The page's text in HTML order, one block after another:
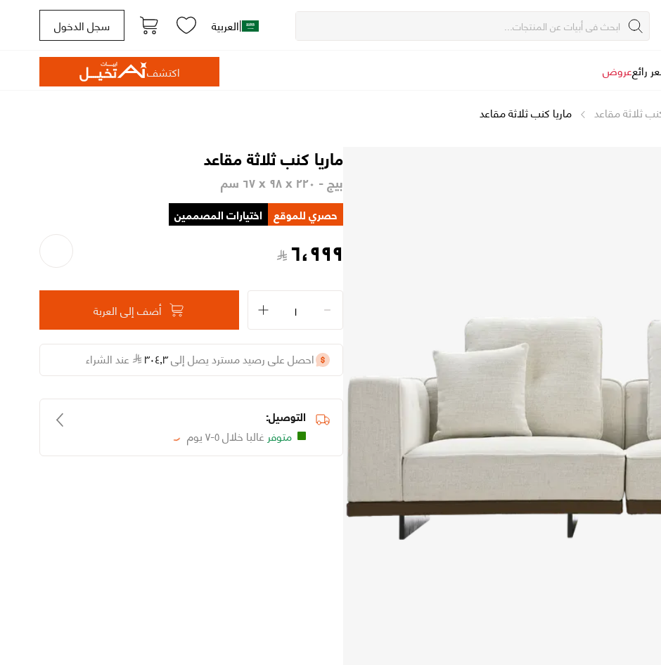
|العربية سجل الدخول
رائععروض اكتشف
ثلاثة مقاعد ماريا كنب ثلاثة مقاعد
ماريا كنب ثلاثة مقاعد
بيج - ٢٢٠ x ٩٨ x ٦٧ سم
حصري للموقع اختيارات المصممين
٦،٩٩٩
أضف إلى العربة
احصل على رصيد مسترد يصل إلى ٣٠٤٫٣ عند الشراء
التوصيل:
متوفر غالبا خلال ٥-٧ يوم Loading...